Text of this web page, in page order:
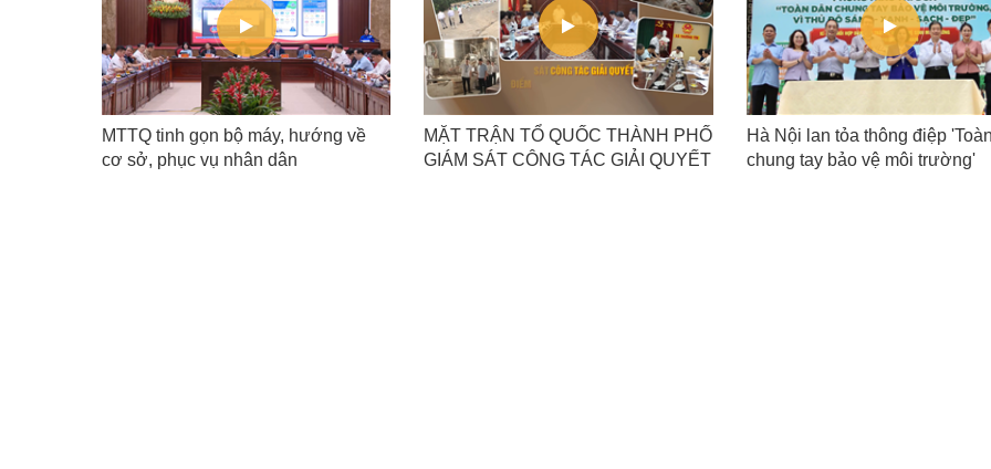
MTTQ tinh gọn bộ máy, hướng về
cơ sở, phục vụ nhân dân
MẶT TRẬN TỔ QUỐC THÀNH PHỐ
GIÁM SÁT CÔNG TÁC GIẢI QUYẾT
Hà Nội lan tỏa thông điệp
chung tay bảo vệ môi trường'